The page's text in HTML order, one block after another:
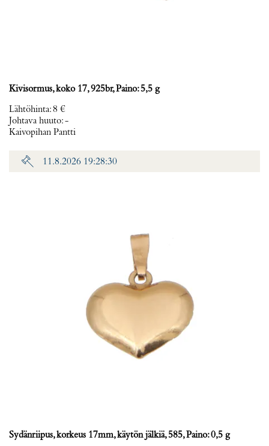
Kivisormus, koko 17, 925br, Paino: 5,5 g
Lähtöhinta:8 €
Johtava huuto:-
Kaivopihan Pantti
11.8.2026 19:28:30
Sydänriipus, korkeus 17mm, käytön jälkiä, 585, Paino: 0,5 g